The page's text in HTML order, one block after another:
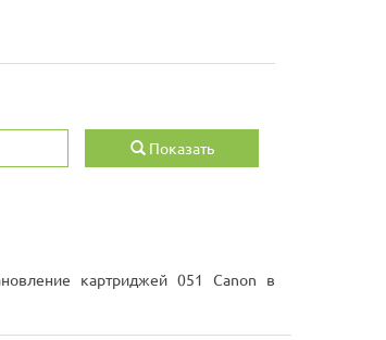
Показать
картриджей 051 Canon в